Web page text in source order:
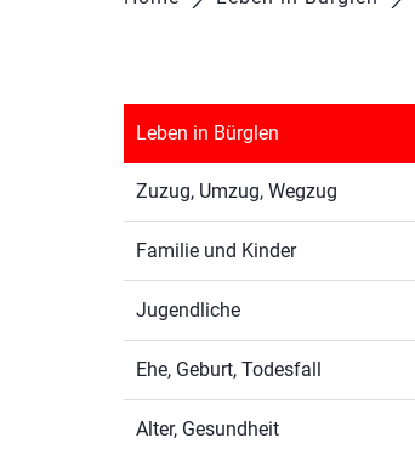
Leben in Bürglen
Zuzug, Umzug, Wegzug
Familie und Kinder
Jugendliche
Ehe, Geburt, Todesfall
Alter, Gesundheit